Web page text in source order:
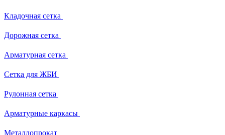
Кладочная сетка
Дорожная сетка
Арматурная сетка
Сетка для ЖБИ
Рулонная сетка
Арматурные каркасы
Металлопрокат